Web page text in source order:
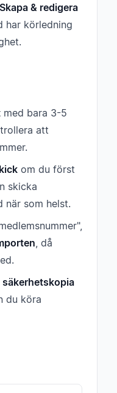
Skapa & redigera
har körledning
med bara 3-5
att
om du först
skicka
när som helst.
, då
du köra